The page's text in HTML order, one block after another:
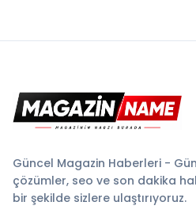
Güncel Magazin Haberleri -
çözümler, seo ve son dakika
bir şekilde sizlere ulaştırıyoruz.